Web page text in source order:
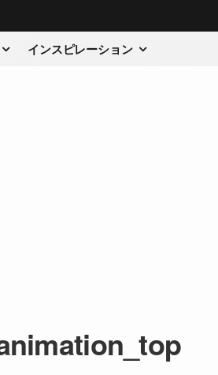
インスピレーション